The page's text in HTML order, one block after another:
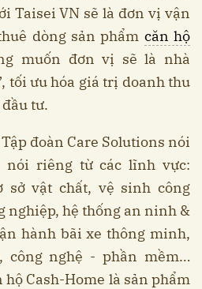
Taisei VN sẽ là đơn vị vận
dòng sản phẩm căn hộ
muốn đơn vị sẽ là nhà
tối ưu hóa giá trị doanh thu
tư.
đoàn Care Solutions nói
nói riêng từ các lĩnh vực:
vật chất, vệ sinh công
nghiệp, hệ thống an ninh &
hành bãi xe thông minh,
công nghệ - phần mềm…
Cash-Home là sản phẩm